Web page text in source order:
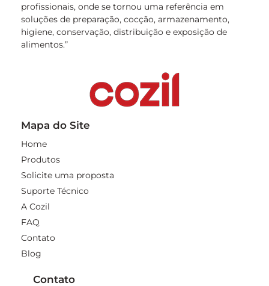
profissionais, onde se tornou uma referência em
soluções de preparação, cocção, armazenamento,
higiene, conservação, distribuição e exposição de
alimentos.”
Mapa do Site
Home
Produtos
Solicite uma proposta
Suporte Técnico
A Cozil
FAQ
Contato
Blog
Contato